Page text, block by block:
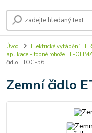
Úvod Elektrické vytápění
aplikace - topné rohože TF-
čidlo ETOG-56
Zemní čidlo